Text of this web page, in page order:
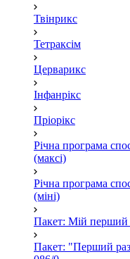
Твінрикс
Тетраксім
Церварикс
Інфанрікс
Пріорікс
Річна програма
(максі)
Річна програма
(міні)
Пакет: Мій перший
Пакет: "Перший